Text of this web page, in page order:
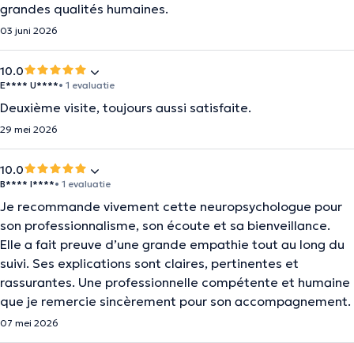
grandes qualités humaines.
03 juni 2026
10.0
E**** U****• 1 evaluatie
Deuxième visite, toujours aussi satisfaite.
29 mei 2026
10.0
B**** I****• 1 evaluatie
Je recommande vivement cette neuropsychologue pour
son professionnalisme, son écoute et sa bienveillance.
Elle a fait preuve d’une grande empathie tout au long du
suivi. Ses explications sont claires, pertinentes et
rassurantes. Une professionnelle compétente et humaine
que je remercie sincèrement pour son accompagnement.
07 mei 2026